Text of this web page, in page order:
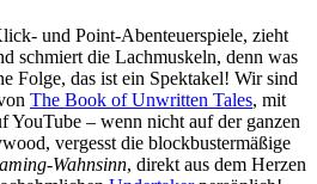
und Point-Abenteuerspiele, zieht
schmiert die Lachmuskeln, denn was
Folge, das ist ein Spektakel! Wir sind
The Book of Unwritten Tales, mit
YouTube – wenn nicht auf der ganzen
vergesst die blockbustermäßige
Wahnsinn, direkt aus dem Herzen